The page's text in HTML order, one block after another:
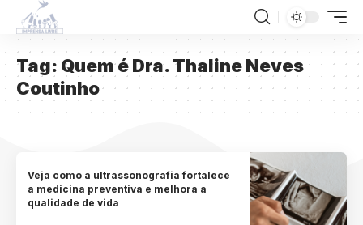
Tag: Quem é Dra. Thaline Neves
Coutinho
Veja como a ultrassonografia fortalece
a medicina preventiva e melhora a
qualidade de vida